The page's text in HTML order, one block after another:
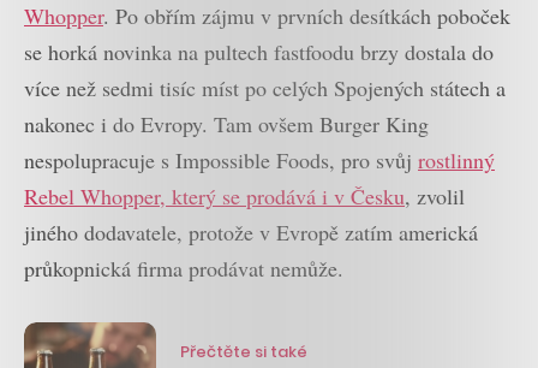
Whopper. Po obřím zájmu v prvních desítkách poboček
se horká novinka na pultech fastfoodu brzy dostala do
více než sedmi tisíc míst po celých Spojených státech a
nakonec i do Evropy. Tam ovšem Burger King
nespolupracuje s Impossible Foods, pro svůj rostlinný
Rebel Whopper, který se prodává i v Česku, zvolil
jiného dodavatele, protože v Evropě zatím americká
průkopnická firma prodávat nemůže.
Přečtěte si také